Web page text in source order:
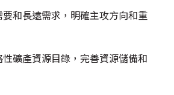
和長遠需求，明確主攻方向和重
礦產資源目錄，完善資源儲備和